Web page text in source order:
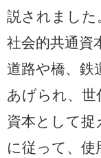
説されました
社会的共通資
道路や橋、鉄
あげられ、
資本として捉
に従って、